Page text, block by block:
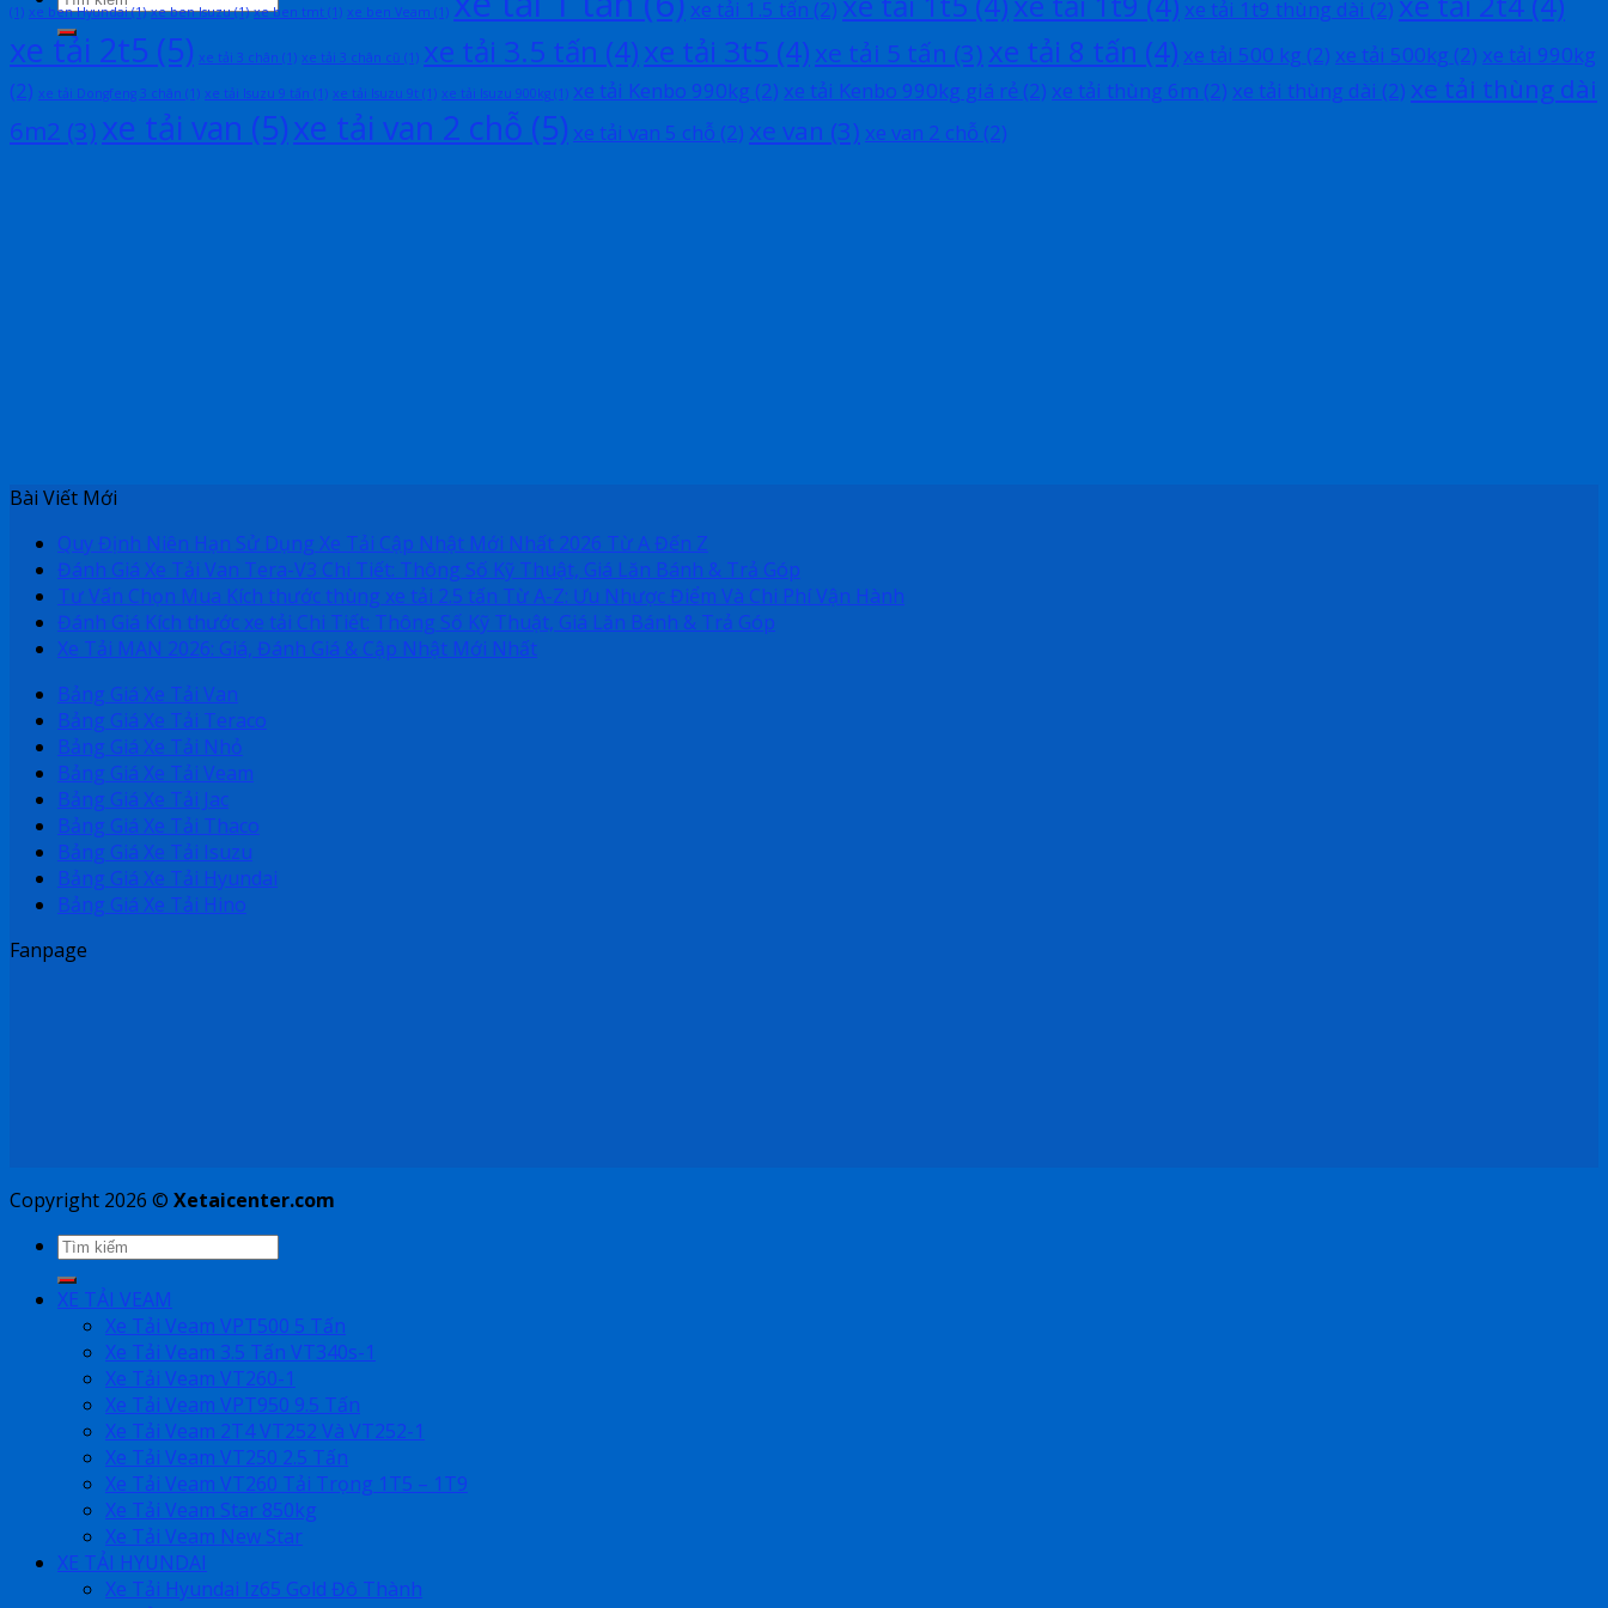
(1) xe ben Hyundai(1) xe ben Isuzu(1) xe ben tmt (1) xe ben Veam (1) xe tải 1.5 tấn (2) xe tải 1t9 thùng dài (2)
xe tải 2t5 (5) xe tải 3 chân (1) xe tải 3 chân cũ (1) xe tải 3.5 tấn (4)xe tải 3t5 (4) xe tải 5 tấn (3) xe tải 8 tấn (4) xe tải 500 kg (2) xe tải 500kg (2) xe tải 990kg
(2) xe tải Dongfeng 3 chân (1) xe tải Isuzu 9 tấn (1) xe tải Isuzu 9t (1) xe tải Isuzu 900kg (1) xe tải Kenbo 990kg (2) xe tải Kenbo 990kg giá rẻ (2) xe tải thùng 6m (2) xe tải thùng dài (2) xe tải thùng dài
6m2 (3) xe tải van (5)xe tải van 2 chỗ (5) xe tải van 5 chỗ (2) xe van (3) xe van 2 chỗ (2)
Bài Viết Mới
Quy Định Niên Hạn Sử Dụng Xe Tải Cập Nhật Mới Nhất 2026 Từ A Đến Z
Đánh Giá Xe Tải Van Tera-V3 Chi Tiết: Thông Số Kỹ Thuật, Giá Lăn Bánh & Trả Góp
Tư Vấn Chọn Mua Kích thước thùng xe tải 2.5 tấn Từ A-Z: Ưu Nhược Điểm Và Chi Phí Vận Hành
Đánh Giá Kích thước xe tải Chi Tiết: Thông Số Kỹ Thuật, Giá Lăn Bánh & Trả Góp
Xe Tải MAN 2026: Giá, Đánh Giá & Cập Nhật Mới Nhất
Bảng Giá Xe Tải Van
Bảng Giá Xe Tải Teraco
Bảng Giá Xe Tải Nhỏ
Bảng Giá Xe Tải Veam
Bảng Giá Xe Tải Jac
Bảng Giá Xe Tải Thaco
Bảng Giá Xe Tải Isuzu
Bảng Giá Xe Tải Hyundai
Bảng Giá Xe Tải Hino
Fanpage
Copyright 2026 © Xetaicenter.com
XE TẢI VEAM
Xe Tải Veam VPT500 5 Tấn
Xe Tải Veam 3.5 Tấn VT340s-1
Xe Tải Veam VT260-1
Xe Tải Veam VPT950 9.5 Tấn
Xe Tải Veam 2T4 VT252 Và VT252-1
Xe Tải Veam VT250 2.5 Tấn
Xe Tải Veam VT260 Tải Trọng 1T5 – 1T9
Xe Tải Veam Star 850kg
Xe Tải Veam New Star
XE TẢI HYUNDAI
Xe Tải Hyundai Iz65 Gold Đô Thành